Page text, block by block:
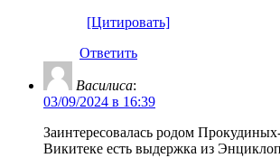
[Цитировать]
Ответить
Василиса:
03/09/2024 в 16:39
Заинтересовалась родом
Викитеке есть выдержка из